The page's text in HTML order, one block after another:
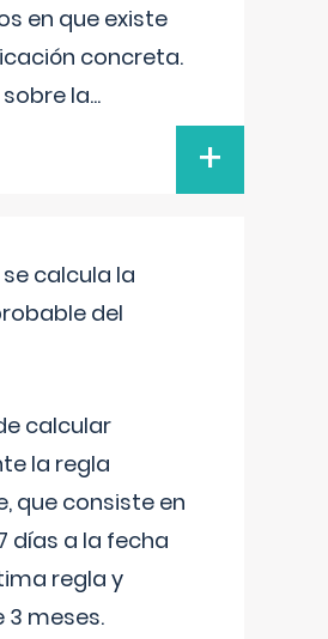
en que existe
concreta.
sobre la...
+
calcula la
del
calcular
la regla
que consiste en
días a la fecha
regla y
3 meses.